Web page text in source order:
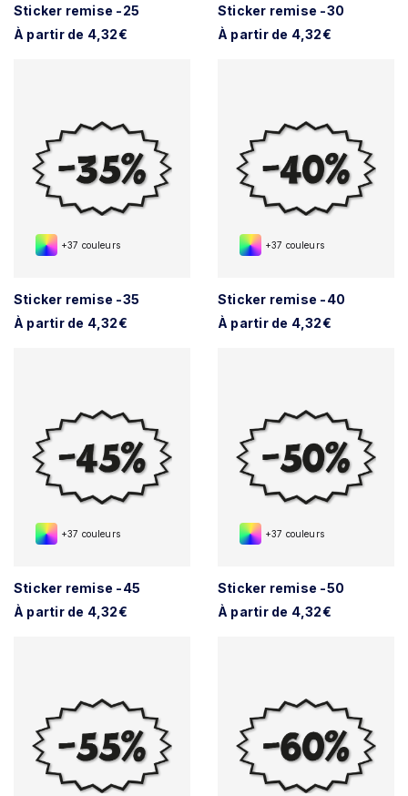
Sticker remise -25
À partir de 4,32€
Sticker remise -30
À partir de 4,32€
+37 couleurs
Sticker remise -35
À partir de 4,32€
+37 couleurs
Sticker remise -40
À partir de 4,32€
+37 couleurs
Sticker remise -45
À partir de 4,32€
+37 couleurs
Sticker remise -50
À partir de 4,32€